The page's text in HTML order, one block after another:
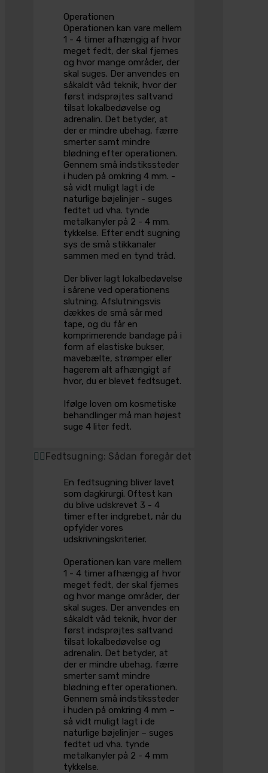
Operationen
Operationen kan vare mellem
1 - 4 timer afhængig af hvor
meget fedt, der skal fjernes
og hvor mange områder, der
skal suges. Der anvendes en
såkaldt våd teknik, hvor der
først indsprøjtes saltvand
tilsat lokalbedøvelse og
adrenalin. Det betyder, at
der er mindre ubehag, færre
smerter samt mindre
blødning efter operationen.
Gennem små indstikssteder
i huden på omkring 4 mm. -
så vidt muligt lagt i de
naturlige bøjelinjer - suges
fedtet ud vha. tynde
metalkanyler på 2 - 4 mm.
tykkelse. Efter endt sugning
sys de små stikkanaler
sammen med en tynd tråd.
Der bliver lagt lokalbedøvelse
i sårene ved operationens
slutning. Afslutningsvis
dækkes de små sår med
tape, og du får en
komprimerende bandage på i
form af elastiske bukser,
mavebælte, strømper eller
hagerem alt afhængigt af
hvor, du er blevet fedtsuget.
Ifølge loven om kosmetiske
behandlinger må man højest
suge 4 liter fedt.
Fedtsugning: Sådan foregår det
En fedtsugning bliver lavet
som dagkirurgi. Oftest kan
du blive udskrevet 3 - 4
timer efter indgrebet, når du
opfylder vores
udskrivningskriterier.
Operationen kan vare mellem
1 - 4 timer afhængig af hvor
meget fedt, der skal fjernes
og hvor mange områder, der
skal suges. Der anvendes en
såkaldt våd teknik, hvor der
først indsprøjtes saltvand
tilsat lokalbedøvelse og
adrenalin. Det betyder, at
der er mindre ubehag, færre
smerter samt mindre
blødning efter operationen.
Gennem små indstikssteder
i huden på omkring 4 mm –
så vidt muligt lagt i de
naturlige bøjelinjer – suges
fedtet ud vha. tynde
metalkanyler på 2 - 4 mm
tykkelse.